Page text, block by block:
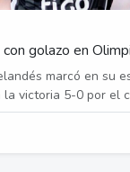
golazo en
marcó en su
victoria 5-0 por el